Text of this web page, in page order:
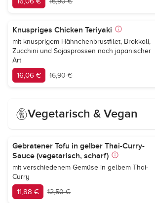
Knuspriges Chicken Teriyaki
mit knusprigem Hähnchenbrustfilet, Brokkoli,
Zucchini und Sojasprossen nach japanischer
Art
16,06 € 16,90 €
Vegetarisch & Vegan
Gebratener Tofu in gelber Thai-Curry-
Sauce (vegetarisch, scharf)
mit verschiedenem Gemüse in gelbem Thai-
Curry
11,88 € 12,50 €